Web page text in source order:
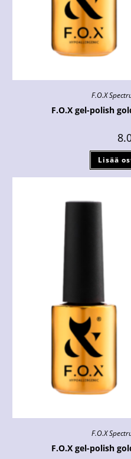
F.O.X
F.O.X gel-polish
Lisää
F.O.X
F.O.X gel-polish